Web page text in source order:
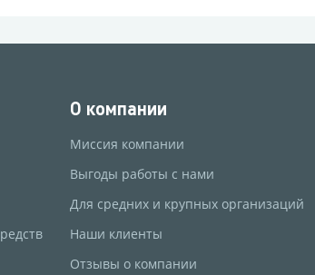
О компании
Миссия компании
Выгоды работы с нами
Для средних и крупных организаций
Наши клиенты
Отзывы о компании